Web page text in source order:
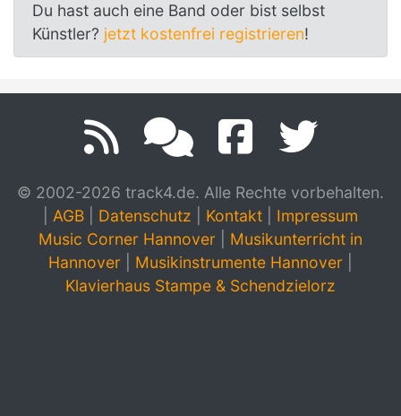
Du hast auch eine Band oder bist selbst
Künstler? jetzt kostenfrei registrieren!
© 2002-2026 track4.de. Alle Rechte vorbehalten.
AGB Datenschutz Kontakt
Impressum
Music Corner Hannover
Musikunterricht in
Hannover
Musikinstrumente Hannover
Klavierhaus Stampe & Schendzielorz